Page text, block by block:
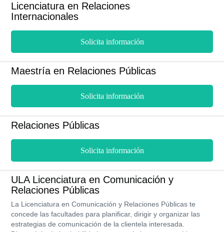
Licenciatura en Relaciones
Internacionales
Solicita información
Maestría en Relaciones Públicas
Solicita información
Relaciones Públicas
Solicita información
ULA Licenciatura en Comunicación y
Relaciones Públicas
La Licenciatura en Comunicación y Relaciones Públicas te
concede las facultades para planificar, dirigir y organizar las
estrategias de comunicación de la clientela interesada.